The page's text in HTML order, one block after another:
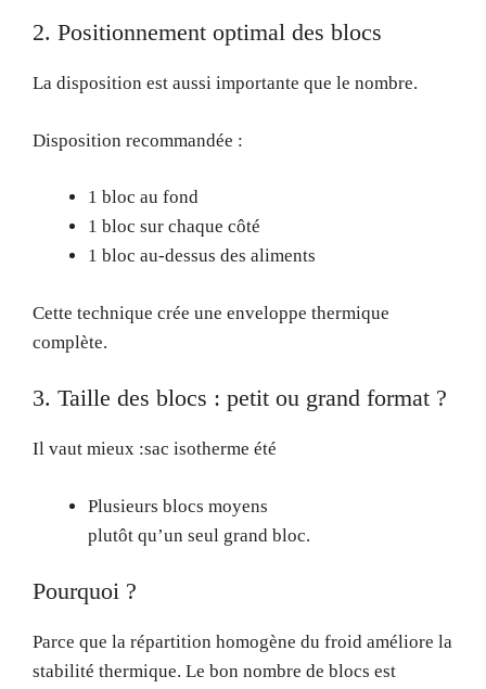
2. Positionnement optimal des blocs
La disposition est aussi importante que le nombre.
Disposition recommandée :
1 bloc au fond
1 bloc sur chaque côté
1 bloc au-dessus des aliments
Cette technique crée une enveloppe thermique
complète.
3. Taille des blocs : petit ou grand format ?
Il vaut mieux :sac isotherme été
Plusieurs blocs moyens
plutôt qu’un seul grand bloc.
Pourquoi ?
Parce que la répartition homogène du froid améliore la
stabilité thermique. Le bon nombre de blocs est